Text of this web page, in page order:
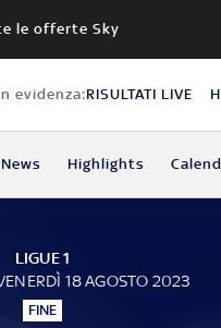
le offerte Sky
evidenza:RISULTATI LIVE
News Highlights
LIGUE 1
18 AGOSTO 2023
FINE